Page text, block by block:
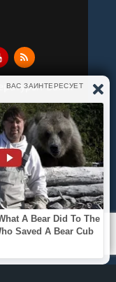
Вам к
новые так и
с
права